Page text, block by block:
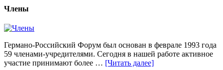
Члены
Германо-Российский Форум был основан в феврале 1993 года
59 членами-учредителями. Сегодня в нашей работе активное
участие принимают более … [Читать далее]